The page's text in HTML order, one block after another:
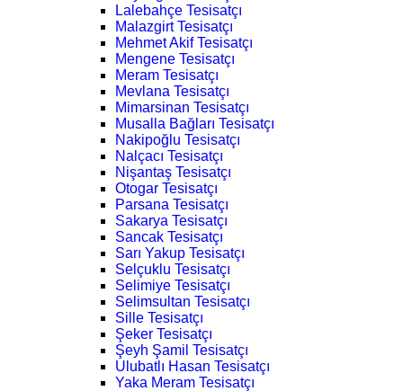
Lalebahçe Tesisatçı
Malazgirt Tesisatçı
Mehmet Akif Tesisatçı
Mengene Tesisatçı
Meram Tesisatçı
Mevlana Tesisatçı
Mimarsinan Tesisatçı
Musalla Bağları Tesisatçı
Nakipoğlu Tesisatçı
Nalçacı Tesisatçı
Nişantaş Tesisatçı
Otogar Tesisatçı
Parsana Tesisatçı
Sakarya Tesisatçı
Sancak Tesisatçı
Sarı Yakup Tesisatçı
Selçuklu Tesisatçı
Selimiye Tesisatçı
Selimsultan Tesisatçı
Sille Tesisatçı
Şeker Tesisatçı
Şeyh Şamil Tesisatçı
Ulubatlı Hasan Tesisatçı
Yaka Meram Tesisatçı